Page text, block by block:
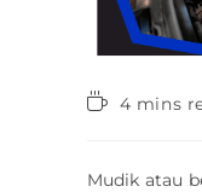
4 mins
Mudik atau